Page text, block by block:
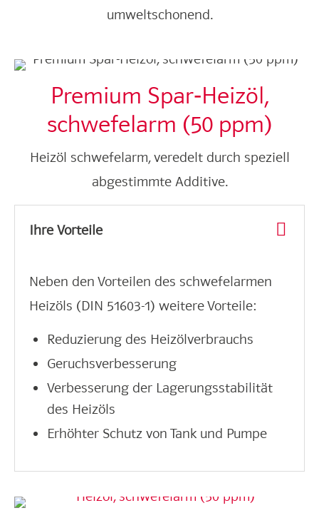
umweltschonend.
Premium Spar‑Heizöl,
schwefelarm (50 ppm)
Heizöl schwefelarm, veredelt durch speziell
abgestimmte Additive.
Ihre Vorteile
Neben den Vorteilen des schwefelarmen
Heizöls (DIN 51603-1) weitere Vorteile:
Reduzierung des Heizölverbrauchs
Geruchsverbesserung
Verbesserung der Lagerungsstabilität
des Heizöls
Erhöhter Schutz von Tank und Pumpe